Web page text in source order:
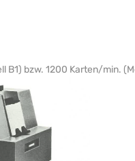
bzw. 1200 Karten/min.